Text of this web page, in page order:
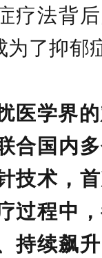
疗法背
了抑郁
医学界
合国内
技术，
过程中
持续飙